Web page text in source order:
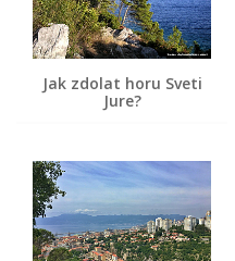
Jak zdolat horu Sveti
Jure?